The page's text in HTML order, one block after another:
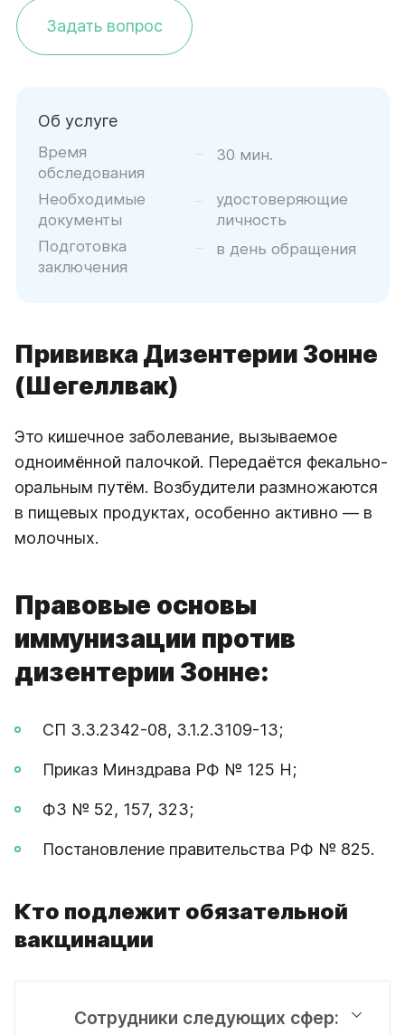
Задать вопрос
Об услуге
Время
обследования
30 мин.
Необходимые
документы
удостоверяющие
личность
Подготовка
заключения
в день обращения
Прививка Дизентерии Зонне
(Шегеллвак)
Это кишечное заболевание, вызываемое
одноимённой палочкой. Передаётся фекально-
оральным путём. Возбудители размножаются
в пищевых продуктах, особенно активно — в
молочных.
Правовые основы
иммунизации против
дизентерии Зонне:
СП 3.3.2342-08, 3.1.2.3109-13;
Приказ Минздрава РФ № 125 Н;
ФЗ № 52, 157, 323;
Постановление правительства РФ № 825.
Кто подлежит обязательной
вакцинации
Сотрудники следующих сфер: